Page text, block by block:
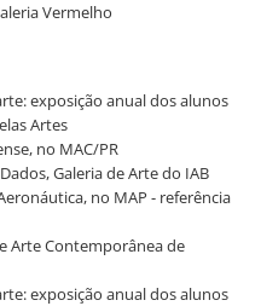
Vermelho
exposição anual dos alunos
Artes
no MAC/PR
Galeria de Arte do IAB
no MAP - referência
Arte Contemporânea de
exposição anual dos alunos